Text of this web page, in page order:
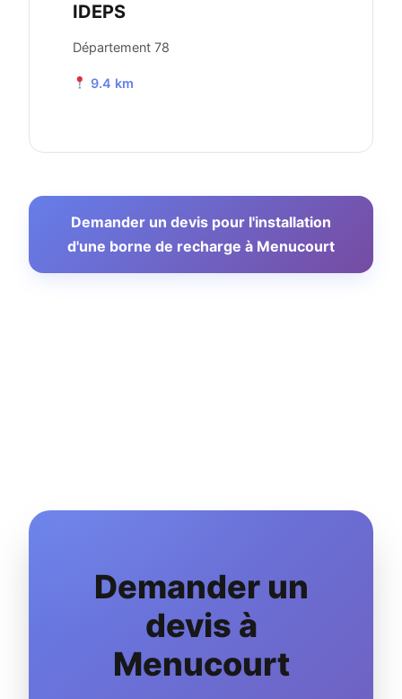
IDEPS
Département 78
9.4 km
Demander un devis pour l'installation
d'une borne de recharge à Menucourt
Demander un
devis à
Menucourt